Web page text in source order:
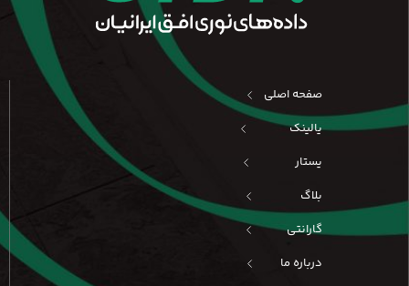
صفحه اصلی
یالینک
یستار
بلاگ
گارانتی
درباره ما